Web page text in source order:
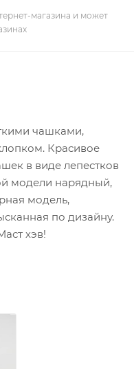
магазина и может
чашками,
Красивое
в виде лепестков
модели нарядный,
модель,
по дизайну.
хэв!